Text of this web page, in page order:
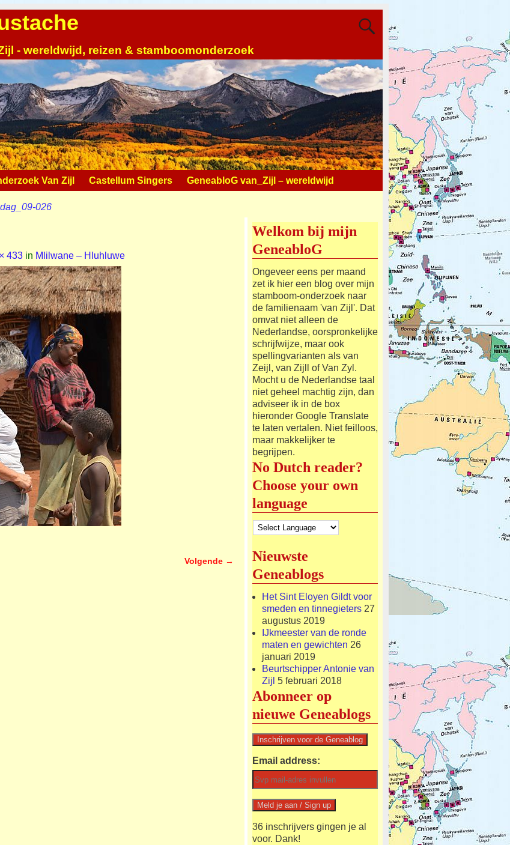
- wereldwijd, reizen & stamboomonderzoek
Van Zijl Castellum Singers GeneabloG van_Zijl – wereldwijd
026
433 in Mlilwane – Hluhluwe
Volgende →
Welkom bij mijn
GeneabloG
Ongeveer eens per maand
zet ik hier een blog over mijn
stamboom-onderzoek naar
de familienaam 'van Zijl'. Dat
omvat niet alleen de
Nederlandse, oorspronkelijke
schrijfwijze, maar ook
spellingvarianten als van
Zeijl, van Zijll of Van Zyl.
Mocht u de Nederlandse taal
niet geheel machtig zijn, dan
adviseer ik in de box
hieronder Google Translate
te laten vertalen. Niet feilloos,
maar makkelijker te
begrijpen.
No Dutch reader?
Choose your own
language
Nieuwste
Geneablogs
Het Sint Eloyen Gildt voor
smeden en tinnegieters 27
augustus 2019
IJkmeester van de ronde
maten en gewichten 26
januari 2019
Beurtschipper Antonie van
Zijl 5 februari 2018
Abonneer op
nieuwe Geneablogs
Email address:
36 inschrijvers gingen je al
voor. Dank!